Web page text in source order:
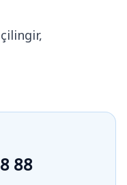
88